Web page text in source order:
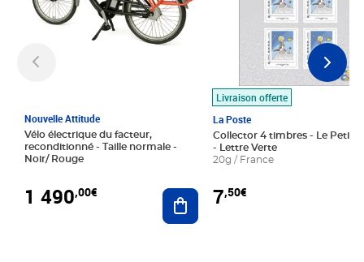
Nouvelle Attitude
Vélo électrique du facteur,
reconditionné - Taille normale -
Noir/ Rouge
1 490,00€ Ajouter au panier
Livraison offerte
La Poste
Collector 4 timbres - Le Petit
- Lettre Verte
20g / France
7,50€